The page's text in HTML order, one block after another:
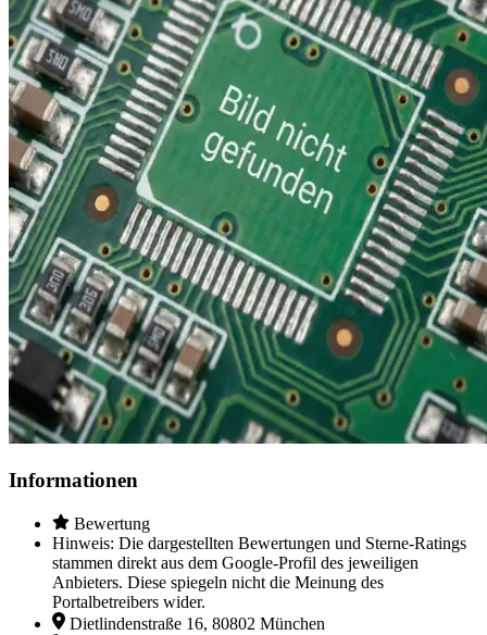
Informationen
Bewertung
Hinweis: Die dargestellten Bewertungen und Sterne-Ratings
stammen direkt aus dem Google-Profil des jeweiligen
Anbieters. Diese spiegeln nicht die Meinung des
Portalbetreibers wider.
Dietlindenstraße 16, 80802 München